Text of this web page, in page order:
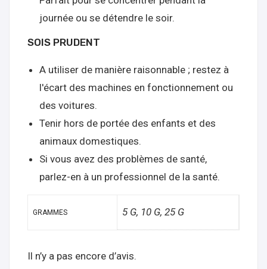
journée ou se détendre le soir.
SOIS PRUDENT
A utiliser de manière raisonnable ; restez à
l'écart des machines en fonctionnement ou
des voitures.
Tenir hors de portée des enfants et des
animaux domestiques.
Si vous avez des problèmes de santé,
parlez-en à un professionnel de la santé.
GRAMMES 5 G, 10 G, 25 G
Il n’y a pas encore d’avis.